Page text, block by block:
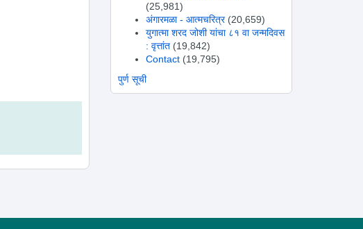
(25,981)
अंगारमळा - आत्मचरित्र (20,659)
युगात्मा शरद जोशी यांचा ८१ वा जन्मदिवस
: वृत्तांत (19,842)
Contact (19,795)
पुर्ण सूची